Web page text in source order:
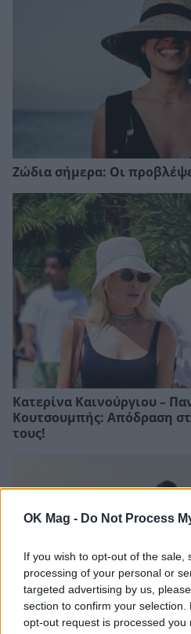
OK Mag - Do Not Process
If you wish to opt-out of the sale,
processing of your personal or
targeted advertising by us,
section to confirm your
opt-out request is processed you
Ζώδια σήμερα: Οι
Κατερίνα Καινούργιου –
Κουτσουμπής: Απόδραση
τους!